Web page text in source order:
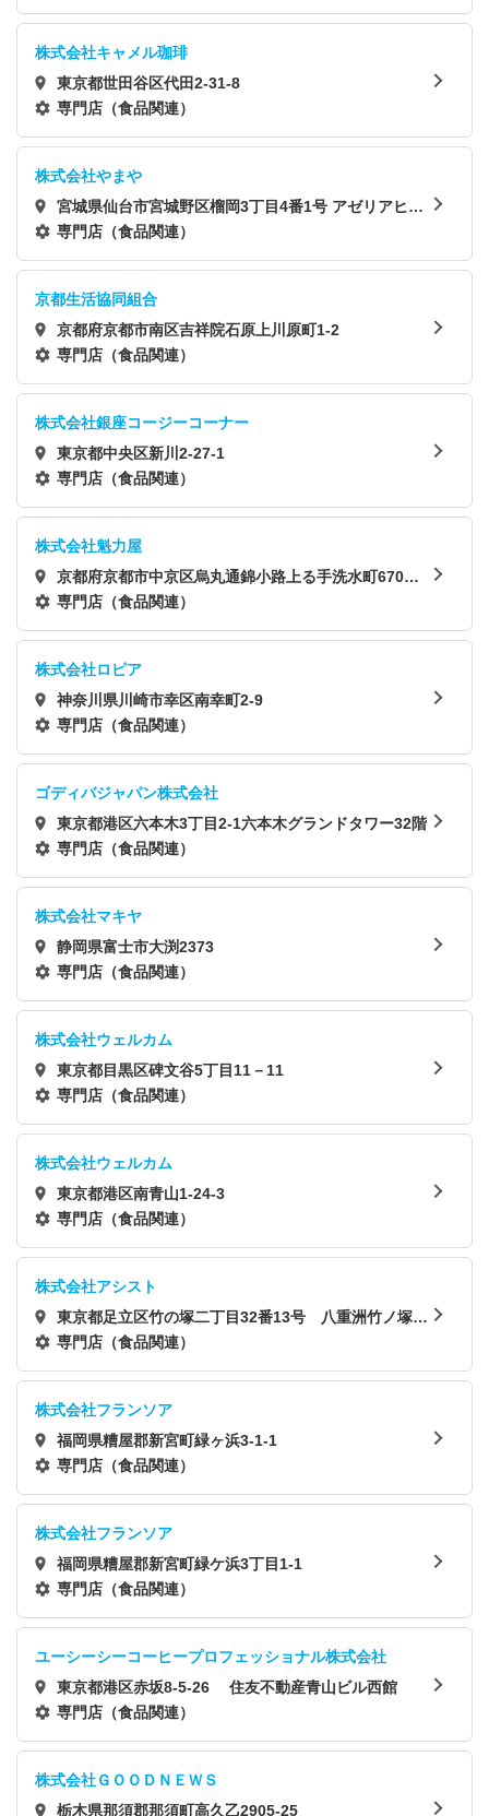
株式会社キャメル珈琲
東京都世田谷区代田2-31-8
専門店（食品関連）
株式会社やまや
宮城県仙台市宮城野区榴岡3丁目4番1号 アゼリアヒル
ズ19階 やまや関西／大阪府箕面市
専門店（食品関連）
京都生活協同組合
京都府京都市南区吉祥院石原上川原町1-2
専門店（食品関連）
株式会社銀座コージーコーナー
東京都中央区新川2-27-1
専門店（食品関連）
株式会社魁力屋
京都府京都市中京区烏丸通錦小路上る手洗水町670番
地 京都フクトクビル 6階
専門店（食品関連）
株式会社ロピア
神奈川県川崎市幸区南幸町2-9
専門店（食品関連）
ゴディバジャパン株式会社
東京都港区六本木3丁目2-1六本木グランドタワー32階
専門店（食品関連）
株式会社マキヤ
静岡県富士市大渕2373
専門店（食品関連）
株式会社ウェルカム
東京都目黒区碑文谷5丁目11－11
専門店（食品関連）
株式会社ウェルカム
東京都港区南青山1-24-3
専門店（食品関連）
株式会社アシスト
東京都足立区竹の塚二丁目32番13号 八重洲竹ノ塚ビ
ル5階
専門店（食品関連）
株式会社フランソア
福岡県糟屋郡新宮町緑ヶ浜3-1-1
専門店（食品関連）
株式会社フランソア
福岡県糟屋郡新宮町緑ケ浜3丁目1-1
専門店（食品関連）
ユーシーシーコーヒープロフェッショナル株式会社
東京都港区赤坂8-5-26 住友不動産青山ビル西館
専門店（食品関連）
株式会社ＧＯＯＤＮＥＷＳ
栃木県那須郡那須町高久乙2905-25